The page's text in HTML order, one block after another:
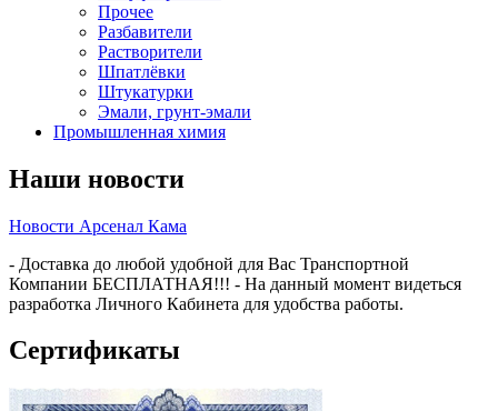
Прочее
Разбавители
Растворители
Шпатлёвки
Штукатурки
Эмали, грунт-эмали
Промышленная химия
Наши новости
Новости Арсенал Кама
- Доставка до любой удобной для Вас Транспортной
Компании БЕСПЛАТНАЯ!!! - На данный момент видеться
разработка Личного Кабинета для удобства работы.
Сертификаты